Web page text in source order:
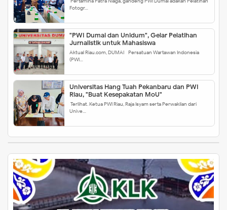
Fotogr…
"PWI Dumai dan Unidum", Gelar Pelatihan
Jurnalistik untuk Mahasiswa
Aktual Riau.com, DUMAI - Persatuan Wartawan Indonesia
(PWI…
Universitas Hang Tuah Pekanbaru dan PWI
Riau, "Buat Kesepakatan MoU"
Terlihat. Ketua PWI Riau, Raja Isyam serta Perwakilan dari
Unive…